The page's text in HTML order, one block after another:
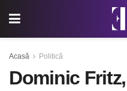
Acasă Politică
Dominic